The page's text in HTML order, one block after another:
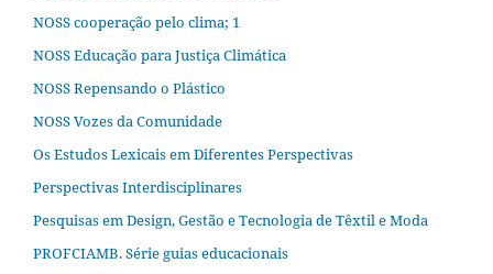
NOSS cooperação pelo clima; 1
NOSS Educação para Justiça Climática
NOSS Repensando o Plástico
NOSS Vozes da Comunidade
Os Estudos Lexicais em Diferentes Perspectivas
Perspectivas Interdisciplinares
Pesquisas em Design, Gestão e Tecnologia de Têxtil e Moda
PROFCIAMB. Série guias educacionais